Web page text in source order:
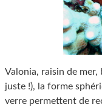
Valonia, raisin de
juste !), la forme
verre permettent de